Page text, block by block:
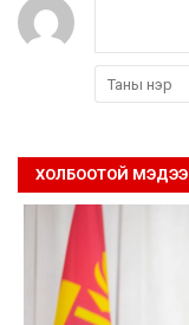
ХОЛБООТОЙ МЭДЭЭ